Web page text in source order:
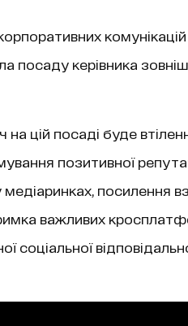
посаду керівника
цій посаді буде
позитивної
посилення
важливих
соціальної